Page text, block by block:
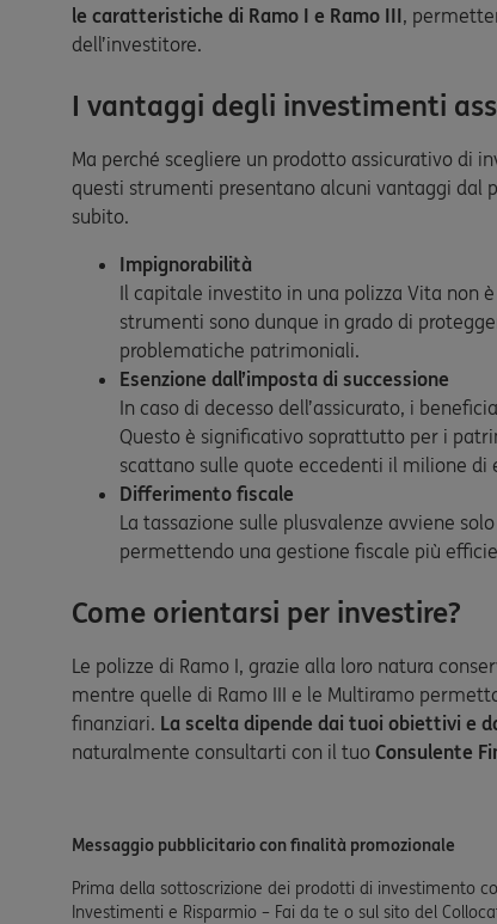
le caratteristiche di Ramo I e Ramo III,
dell’investitore.
I vantaggi degli investimenti
Ma perché scegliere un prodotto assicurativo di
questi strumenti presentano alcuni vantaggi dal
subito.
Impignorabilità
Il capitale investito in una polizza Vita non
strumenti sono dunque in grado di
problematiche patrimoniali.
Esenzione dall’imposta di successione
In caso di decesso dell’assicurato, i
Questo è significativo soprattutto per i
scattano sulle quote eccedenti il milione
Differimento fiscale
La tassazione sulle plusvalenze avviene
permettendo una gestione fiscale più
Come orientarsi per investire?
Le polizze di Ramo I, grazie alla loro natura
mentre quelle di Ramo III e le Multiramo
finanziari. La scelta dipende dai tuoi obiettivi e
naturalmente consultarti con il tuo Consulente
Messaggio pubblicitario con finalità promozionale
Prima della sottoscrizione dei prodotti di investimento
Investimenti e Risparmio – Fai da te o sul sito del